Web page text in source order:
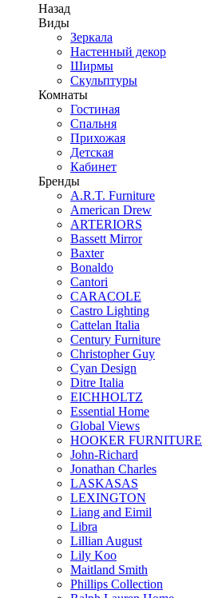
Назад
Виды
Зеркала
Настенный декор
Ширмы
Скульптуры
Комнаты
Гостиная
Спальня
Прихожая
Детская
Кабинет
Бренды
A.R.T. Furniture
American Drew
ARTERIORS
Bassett Mirror
Baxter
Bonaldo
Cantori
CARACOLE
Castro Lighting
Cattelan Italia
Century Furniture
Christopher Guy
Cyan Design
Ditre Italia
EICHHOLTZ
Essential Home
Global Views
HOOKER FURNITURE
John-Richard
Jonathan Charles
LASKASAS
LEXINGTON
Liang and Eimil
Libra
Lillian August
Lily Koo
Maitland Smith
Phillips Collection